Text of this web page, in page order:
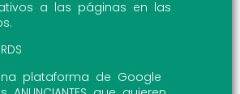
a las páginas en las
plataforma de Google